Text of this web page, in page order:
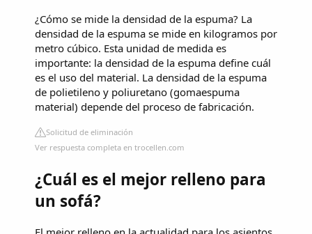
¿Cómo se mide la densidad de la espuma? La
densidad de la espuma se mide en kilogramos por
metro cúbico. Esta unidad de medida es
importante: la densidad de la espuma define cuál
es el uso del material. La densidad de la espuma
de polietileno y poliuretano (gomaespuma
material) depende del proceso de fabricación.
Solicitud de eliminación
Ver respuesta completa en trocellen.com
¿Cuál es el mejor relleno para
un sofá?